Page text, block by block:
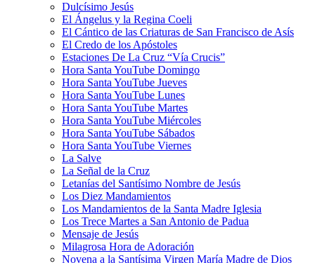
Dulcísimo Jesús
El Ángelus y la Regina Coeli
El Cántico de las Criaturas de San Francisco de Asís
El Credo de los Apóstoles
Estaciones De La Cruz “Vía Crucis”
Hora Santa YouTube Domingo
Hora Santa YouTube Jueves
Hora Santa YouTube Lunes
Hora Santa YouTube Martes
Hora Santa YouTube Miércoles
Hora Santa YouTube Sábados
Hora Santa YouTube Viernes
La Salve
La Señal de la Cruz
Letanías del Santísimo Nombre de Jesús
Los Diez Mandamientos
Los Mandamientos de la Santa Madre Iglesia
Los Trece Martes a San Antonio de Padua
Mensaje de Jesús
Milagrosa Hora de Adoración
Novena a la Santísima Virgen María Madre de Dios